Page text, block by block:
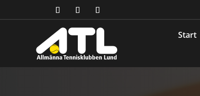
Start